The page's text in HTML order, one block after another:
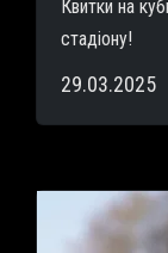
Квитки на
стадіону!
29.03.2025